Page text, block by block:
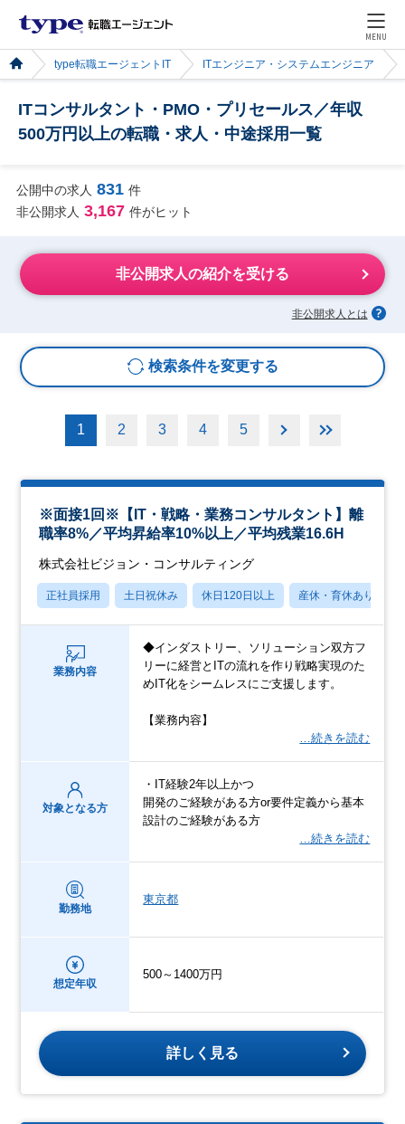
MENU
type転職エージェントIT ITエンジニア・システムエンジニア
ITコンサルタント・PMO・プリセールス／年収
500万円以上の転職・求人・中途採用一覧
公開中の求人 831 件
非公開求人 3,167 件がヒット
非公開求人の紹介を受ける
非公開求人とは
検索条件を変更する
1 2 3 4 5
※面接1回※【IT・戦略・業務コンサルタント】離
職率8%／平均昇給率10%以上／平均残業16.6H
株式会社ビジョン・コンサルティング
正社員採用 土日祝休み 休日120日以上 産休・育休あり
業務内容
◆インダストリー、ソリューション双方フ
リーに経営とITの流れを作り戦略実現のた
めIT化をシームレスにご支援します。
【業務内容】
…続きを読む
対象となる方
・IT経験2年以上かつ
開発のご経験がある方or要件定義から基本
設計のご経験がある方
…続きを読む
勤務地
東京都
想定年収
500～1400万円
詳しく見る